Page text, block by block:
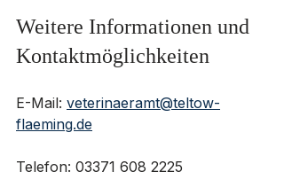
Weitere Informationen und
Kontaktmöglichkeiten
E-Mail: veterinaeramt@teltow-
flaeming.de
Telefon: 03371 608 2225